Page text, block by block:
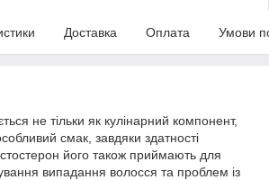
Доставка Оплата Умови
не тільки як кулінарний компонент,
смак, завдяки здатності
його також приймають для
випадання волосся та проблем із